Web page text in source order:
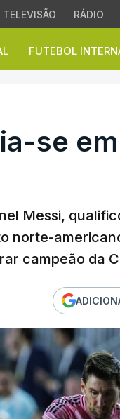
TELEVISÃO RÁDIO
FUTEBOL
em
se
Messi,
norte-
campeão da